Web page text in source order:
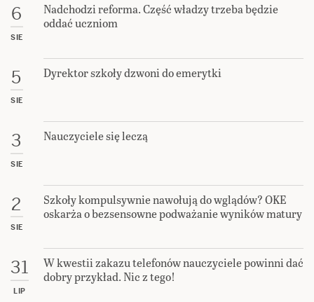
6
SIE
Nadchodzi reforma. Część władzy trzeba będzie
oddać uczniom
5
SIE
Dyrektor szkoły dzwoni do emerytki
3
SIE
Nauczyciele się leczą
2
SIE
Szkoły kompulsywnie nawołują do wglądów? OKE
oskarża o bezsensowne podważanie wyników matury
31
LIP
W kwestii zakazu telefonów nauczyciele powinni dać
dobry przykład. Nic z tego!